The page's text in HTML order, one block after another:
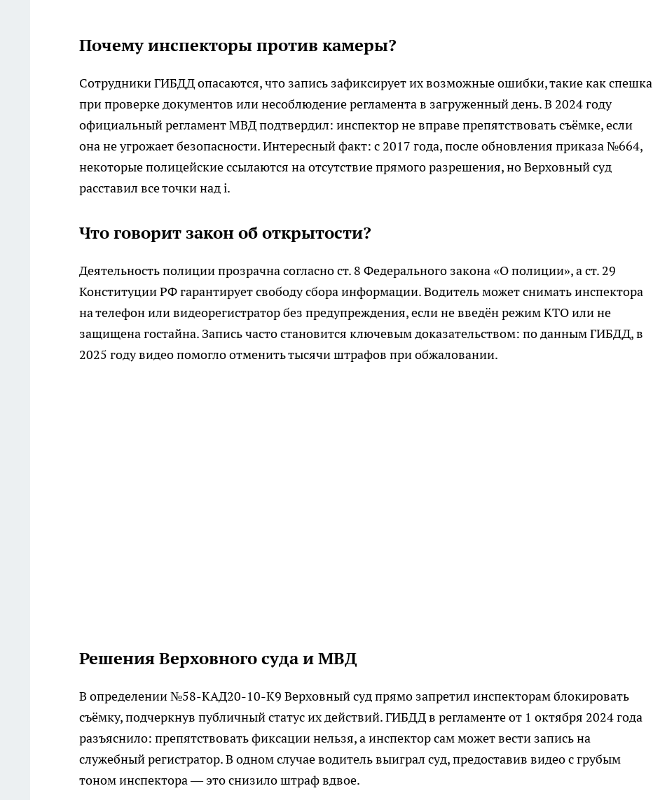
Почему инспекторы против камеры?
Сотрудники ГИБДД опасаются, что запись зафиксирует их возможные ошибки, такие как спешка
при проверке документов или несоблюдение регламента в загруженный день. В 2024 году
официальный регламент МВД подтвердил: инспектор не вправе препятствовать съёмке, если
она не угрожает безопасности. Интересный факт: с 2017 года, после обновления приказа №664,
некоторые полицейские ссылаются на отсутствие прямого разрешения, но Верховный суд
расставил все точки над i.
Что говорит закон об открытости?
Деятельность полиции прозрачна согласно ст. 8 Федерального закона «О полиции», а ст. 29
Конституции РФ гарантирует свободу сбора информации. Водитель может снимать инспектора
на телефон или видеорегистратор без предупреждения, если не введён режим КТО или не
защищена гостайна. Запись часто становится ключевым доказательством: по данным ГИБДД, в
2025 году видео помогло отменить тысячи штрафов при обжаловании.
Решения Верховного суда и МВД
В определении №58-КАД20-10-К9 Верховный суд прямо запретил инспекторам блокировать
съёмку, подчеркнув публичный статус их действий. ГИБДД в регламенте от 1 октября 2024 года
разъяснило: препятствовать фиксации нельзя, а инспектор сам может вести запись на
служебный регистратор. В одном случае водитель выиграл суд, предоставив видео с грубым
тоном инспектора — это снизило штраф вдвое.